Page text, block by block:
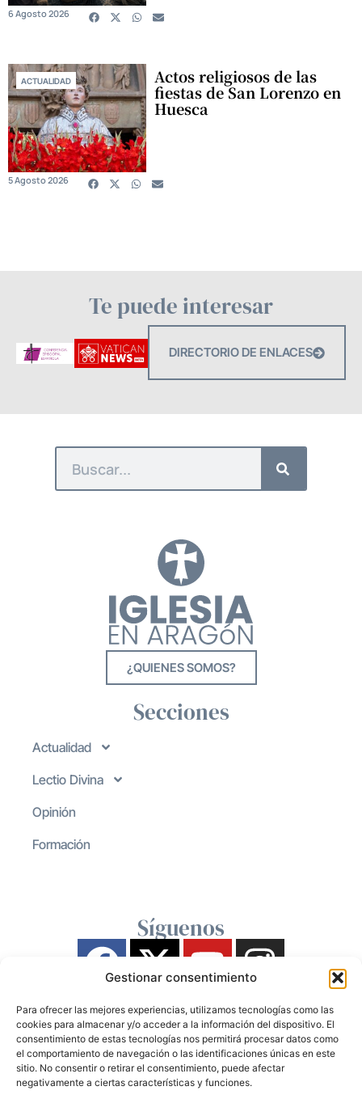
Gestionar consentimiento
Para ofrecer las mejores experiencias, utilizamos tecnologías como las
cookies para almacenar y/o acceder a la información del dispositivo. El
consentimiento de estas tecnologías nos permitirá procesar datos como
el comportamiento de navegación o las identificaciones únicas en este
sitio. No consentir o retirar el consentimiento, puede afectar
negativamente a ciertas características y funciones.
6 Agosto 2026
ACTUALIDAD Actos religiosos de las
fiestas de San Lorenzo en
Huesca
5 Agosto 2026
Te puede interesar
DIRECTORIO DE ENLACES
¿QUIENES SOMOS?
Secciones
Actualidad
Lectio Divina
Opinión
Formación
Síguenos